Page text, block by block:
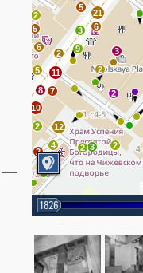
—
2
2
4 2
3
2
12
2
10
8 7
2
5
6
2
5
11 2
9
3
3
6
21
5
1826